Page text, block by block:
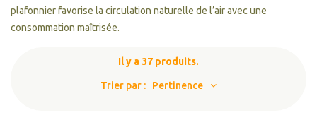
plafonnier favorise la circulation naturelle de l’air avec une
consommation maîtrisée.
Il y a 37 produits.
Trier par : Pertinence